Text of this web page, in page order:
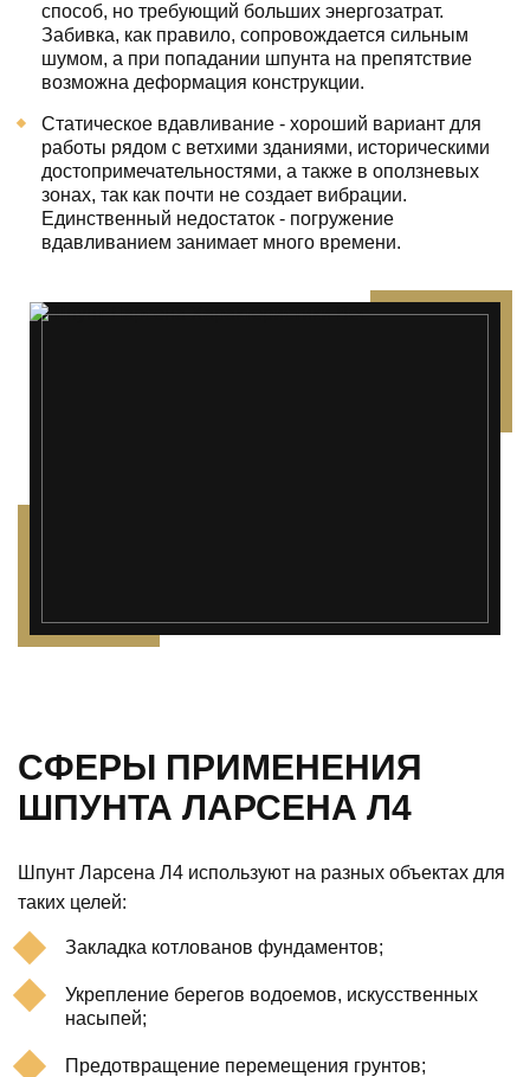
способ, но требующий больших энергозатрат.
Забивка, как правило, сопровождается сильным
шумом, а при попадании шпунта на препятствие
возможна деформация конструкции.
Статическое вдавливание - хороший вариант для
работы рядом с ветхими зданиями, историческими
достопримечательностями, а также в оползневых
зонах, так как почти не создает вибрации.
Единственный недостаток - погружение
вдавливанием занимает много времени.
СФЕРЫ ПРИМЕНЕНИЯ
ШПУНТА ЛАРСЕНА Л4
Шпунт Ларсена Л4 используют на разных объектах для
таких целей:
Закладка котлованов фундаментов;
Укрепление берегов водоемов, искусственных
насыпей;
Предотвращение перемещения грунтов;